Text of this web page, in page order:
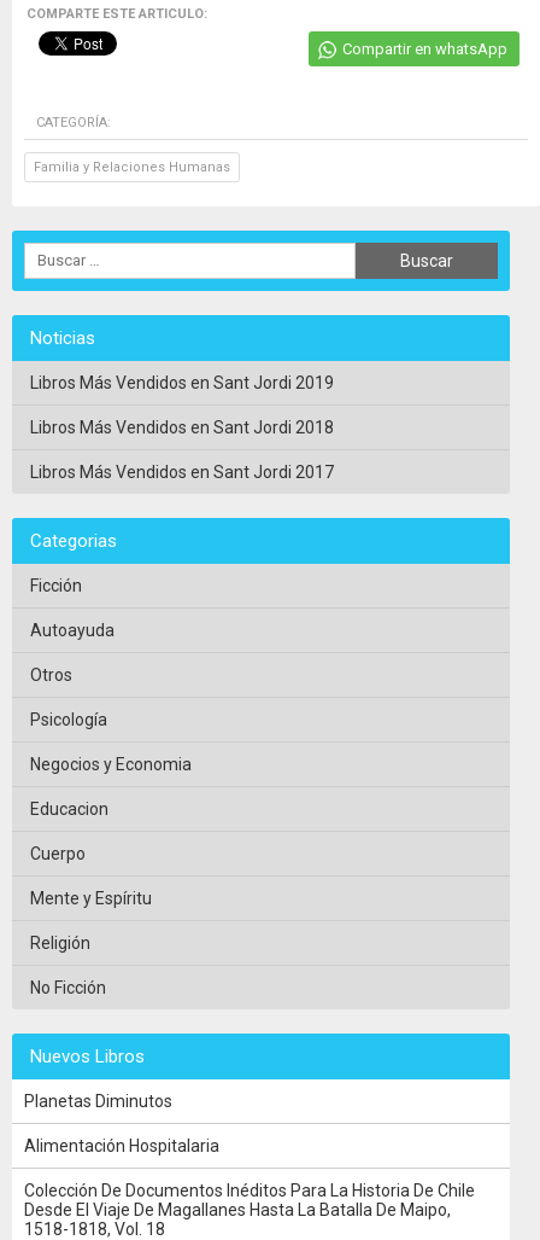
COMPARTE ESTE ARTICULO:
Compartir en whatsApp
CATEGORÍA:
Familia y Relaciones Humanas
Noticias
Libros Más Vendidos en Sant Jordi 2019
Libros Más Vendidos en Sant Jordi 2018
Libros Más Vendidos en Sant Jordi 2017
Categorias
Ficción
Autoayuda
Otros
Psicología
Negocios y Economia
Educacion
Cuerpo
Mente y Espíritu
Religión
No Ficción
Nuevos Libros
Planetas Diminutos
Alimentación Hospitalaria
Colección De Documentos Inéditos Para La Historia De Chile
Desde El Viaje De Magallanes Hasta La Batalla De Maipo,
1518-1818, Vol. 18